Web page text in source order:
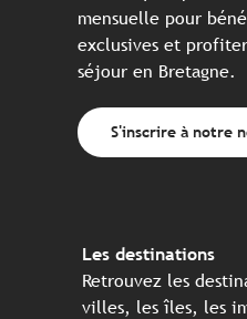
mensuelle pour
exclusives et
séjour en Bretagne.
S'inscrire à notre
Les destinations
Retrouvez les
villes, les îles, les